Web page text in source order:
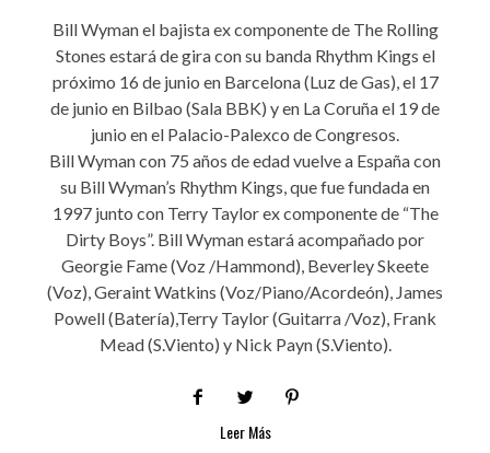
Bill Wyman el bajista ex componente de The Rolling
Stones estará de gira con su banda Rhythm Kings el
próximo 16 de junio en Barcelona (Luz de Gas), el 17
de junio en Bilbao (Sala BBK) y en La Coruña el 19 de
junio en el Palacio-Palexco de Congresos.
Bill Wyman con 75 años de edad vuelve a España con
su Bill Wyman’s Rhythm Kings, que fue fundada en
1997 junto con Terry Taylor ex componente de “The
Dirty Boys”. Bill Wyman estará acompañado por
Georgie Fame (Voz /Hammond), Beverley Skeete
(Voz), Geraint Watkins (Voz/Piano/Acordeón), James
Powell (Batería),Terry Taylor (Guitarra /Voz), Frank
Mead (S.Viento) y Nick Payn (S.Viento).
Leer Más